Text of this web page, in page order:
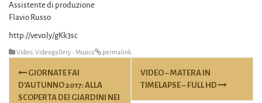
Assistente di produzione
Flavio Russo
http://vevo.ly/gKk3sc
Video, Videogallery - Musica permalink
Post
navigation
GIORNATE FAI
D’AUTUNNO 2017: ALLA
SCOPERTA DEI GIARDINI NEI
VIDEO – MATERA IN
TIMELAPSE – FULL HD